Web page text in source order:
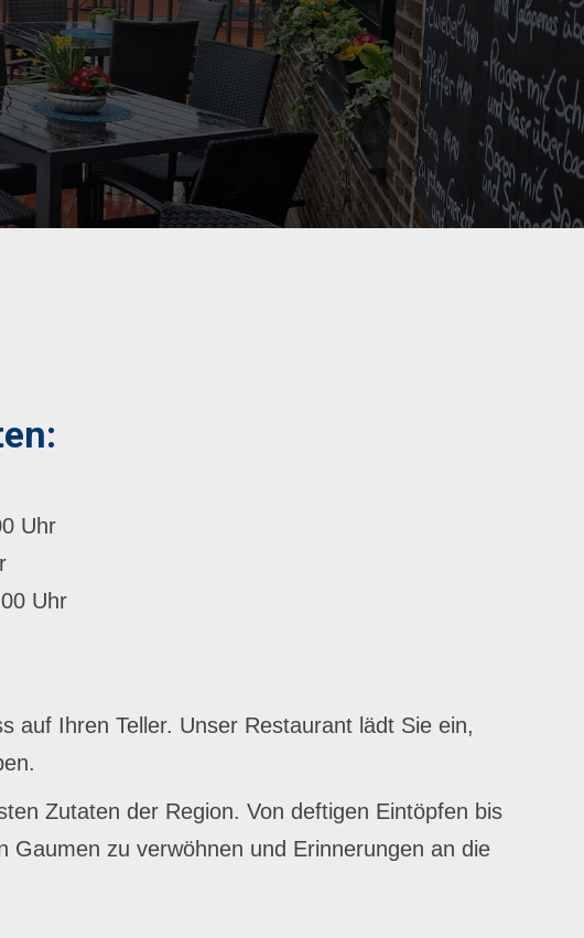
Uhr
Uhr
auf Ihren Teller. Unser Restaurant lädt Sie ein,
Zutaten der Region. Von deftigen Eintöpfen bis
zu verwöhnen und Erinnerungen an die